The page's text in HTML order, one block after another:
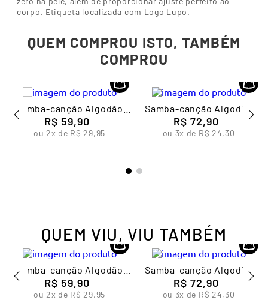
corpo. Etiqueta localizada com Logo Lupo.
QUEM COMPROU ISTO, TAMBÉM
COMPROU
Samba-canção Algodão
Masculina Lupo
R$ 59,90
ou2x de R$ 29,95
Samba-canção Algodão
Xadrez Masculina Lupo
R$ 72,90
ou 3x de R$ 24,30
QUEM VIU, VIU TAMBÉM
Samba-canção Algodão
Masculina Lupo
R$ 59,90
ou2x de R$ 29,95
Samba-canção Algodão
Xadrez Masculina Lupo
R$ 72,90
ou 3x de R$ 24,30